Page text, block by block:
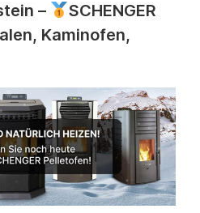
–
SCHENGER
Kaminofen,